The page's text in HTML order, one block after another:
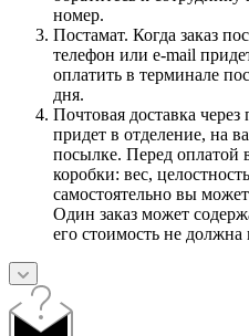
номер.
Постамат. Когда заказ
телефон или e-mail
оплатить в терминале
дня.
Почтовая доставка через
придет в отделение, на
посылке. Перед оплатой
коробки: вес,
самостоятельно вы
Один заказ может
его стоимость не